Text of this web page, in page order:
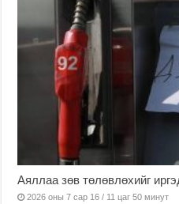
Аяллаа зөв төлөвлөхийг
2026 оны 7 сар 16 / 11 цаг 50 минут